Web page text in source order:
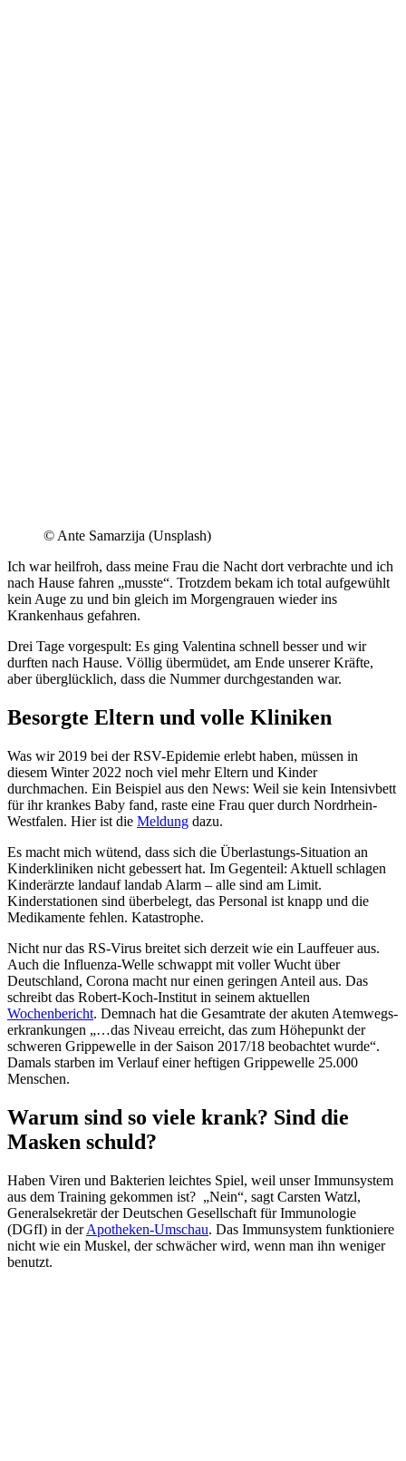
© Ante Samarzija (Unsplash)
Ich war heilfroh, dass meine Frau die Nacht dort verbrachte und ich
nach Hause fahren „musste“. Trotzdem bekam ich total aufgewühlt
kein Auge zu und bin gleich im Morgengrauen wieder ins
Krankenhaus gefahren.
Drei Tage vorgespult: Es ging Valentina schnell besser und wir
durften nach Hause. Völlig übermüdet, am Ende unserer Kräfte,
aber überglücklich, dass die Nummer durchgestanden war.
Besorgte Eltern und volle Kliniken
Was wir 2019 bei der RSV-Epidemie erlebt haben, müssen in
diesem Winter 2022 noch viel mehr Eltern und Kinder
durchmachen. Ein Beispiel aus den News: Weil sie kein Intensivbett
für ihr krankes Baby fand, raste eine Frau quer durch Nordrhein-
Westfalen. Hier ist die Meldung dazu.
Es macht mich wütend, dass sich die Überlastungs-Situation an
Kinderkliniken nicht gebessert hat. Im Gegenteil: Aktuell schlagen
Kinderärzte landauf landab Alarm – alle sind am Limit.
Kinderstationen sind überbelegt, das Personal ist knapp und die
Medikamente fehlen. Katastrophe.
Nicht nur das RS-Virus breitet sich derzeit wie ein Lauffeuer aus.
Auch die Influenza-Welle schwappt mit voller Wucht über
Deutschland, Corona macht nur einen geringen Anteil aus. Das
schreibt das Robert-Koch-Institut in seinem aktuellen
Wochenbericht. Demnach hat die Gesamtrate der akuten Atemwegs­
erkrankungen „…das Niveau erreicht, das zum Höhe­punkt der
schweren Grippe­welle in der Saison 2017/18 beobachtet wurde“.
Damals starben im Verlauf einer heftigen Grippewelle 25.000
Menschen.
Warum sind so viele krank? Sind die
Masken schuld?
Haben Viren und Bakterien leichtes Spiel, weil unser Immunsystem
aus dem Training gekommen ist? „Nein“, sagt Carsten Watzl,
Generalsekretär der Deutschen Gesellschaft für Immunologie
(DGfI) in derApotheken-Umschau. Das Immunsystem funktioniere
nicht wie ein Muskel, der schwächer wird, wenn man ihn weniger
benutzt.